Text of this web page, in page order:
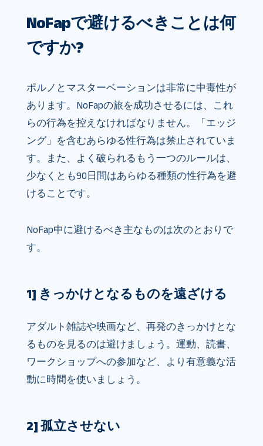
NoFapで避けるべきことは何
ですか?
ポルノとマスターベーションは非常に中毒性が
あります。NoFapの旅を成功させるには、これ
らの行為を控えなければなりません。「エッジ
ング」を含むあらゆる性行為は禁止されていま
す。また、よく破られるもう一つのルールは、
少なくとも90日間はあらゆる種類の性行為を避
けることです。
NoFap中に避けるべき主なものは次のとおりで
す。
1] きっかけとなるものを遠ざける
アダルト雑誌や映画など、再発のきっかけとな
るものを見るのは避けましょう。運動、読書、
ワークショップへの参加など、より有意義な活
動に時間を使いましょう。
2] 孤立させない